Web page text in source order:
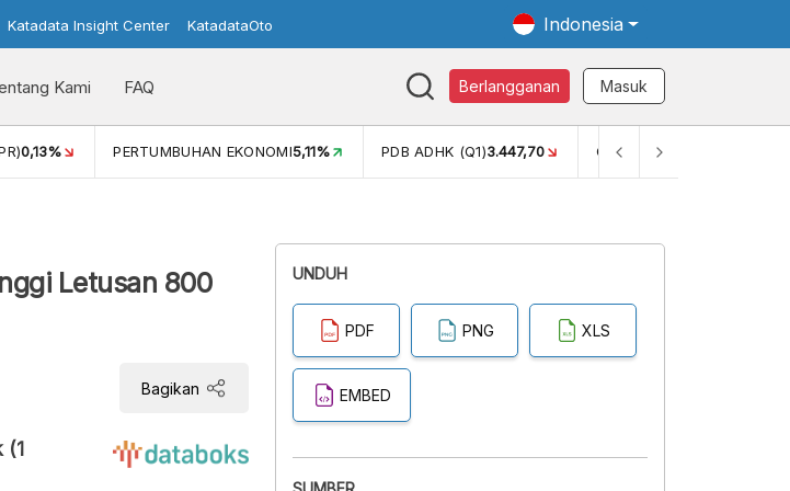
Katadata Insight Center KatadataOto Indonesia
Kami FAQ Berlangganan Masuk
0,13% PERTUMBUHAN EKONOMI5,11% PDB ADHK (Q1)3.447,70 GINI RASIO (SEM2)
Letusan 800
Bagikan
(1
UNDUH
PDF PNG XLS
EMBED